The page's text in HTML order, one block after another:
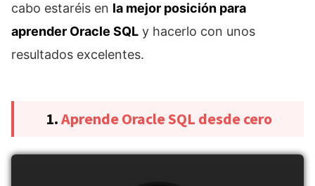
cabo estaréis en la mejor posición para
aprender Oracle SQL y hacerlo con unos
resultados excelentes.
1.Aprende Oracle SQL desde cero